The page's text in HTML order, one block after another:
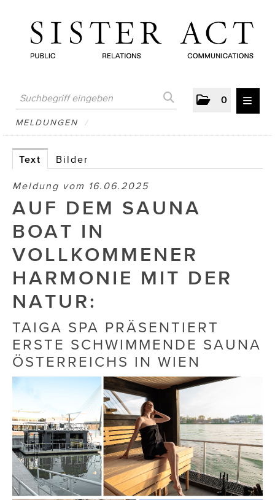
0
MELDUNGEN
AUSTRIAN PRESS DAY
ATELIER FĒ.
Brigitta Nemeth Art
CUBE
Die Dudlerei
Dominic Marcus Singer
Dominique Scharax – Move Mind Breath
Foodsavers
FREIHERZ
FRISTADS
MELDUNGEN /
Text Bilder
Meldung vom 16.06.2025
AUF DEM SAUNA
BOAT IN
VOLLKOMMENER
HARMONIE MIT DER
NATUR:
TAIGA SPA PRÄSENTIERT
ERSTE SCHWIMMENDE SAUNA
ÖSTERREICHS IN WIEN